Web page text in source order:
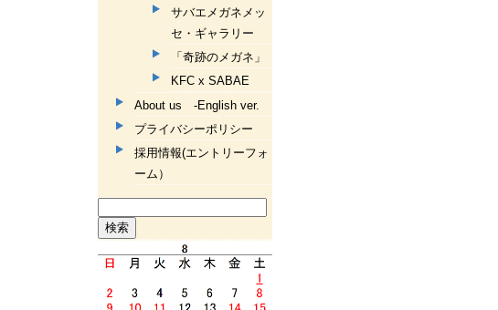
サバエメガネメッ
セ・ギャラリー
「奇跡のメガネ」
KFC x SABAE
About us -English ver.
プライバシーポリシー
採用情報(エントリーフォ
ーム）
索: